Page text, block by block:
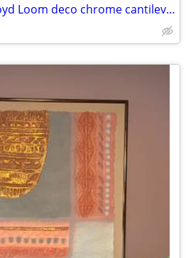
30's Kem Weber for Lloyd Loom deco chrome cantilever lounge chair A441